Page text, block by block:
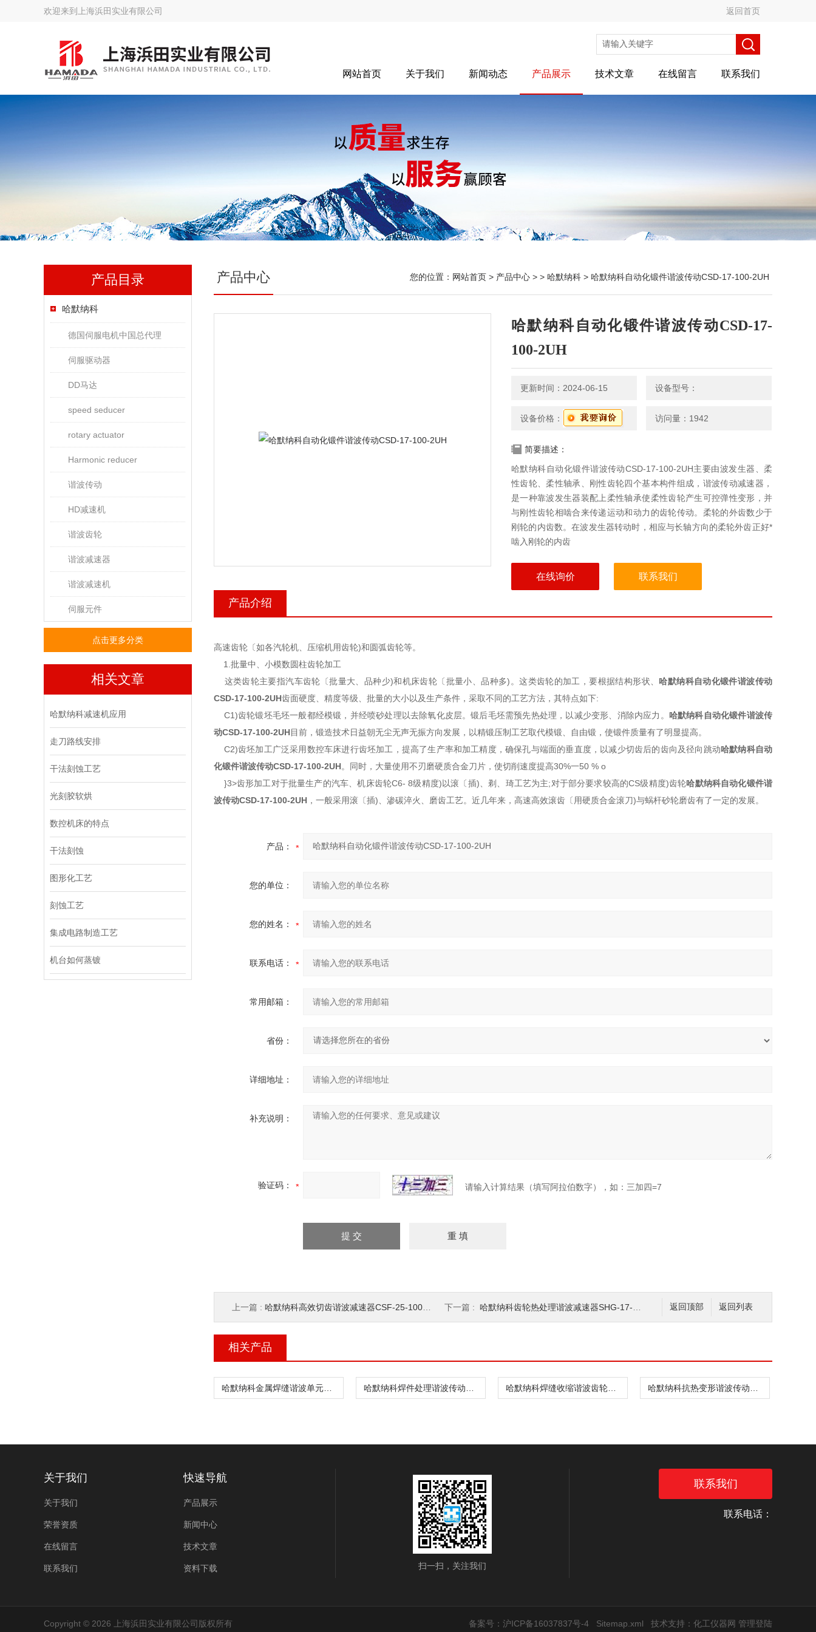
欢迎来到 上海浜田实业有限公司 返回首页
网站首页 关于我们 新闻动态 产品展示 技术文章 在线留言 联系我们
产品目录
哈默纳科
德国伺服电机中国总代理
伺服驱动器
DD马达
speed seducer
rotary actuator
Harmonic reducer
谐波传动
HD减速机
谐波齿轮
谐波减速器
谐波减速机
伺服元件
点击更多分类
相关文章
哈默纳科减速机应用
走刀路线安排
干法刻蚀工艺
光刻胶软烘
数控机床的特点
干法刻蚀
图形化工艺
刻蚀工艺
集成电路制造工艺
机台如何蒸镀
产品中心 您的位置： 网站首页 > 产品中心 > > 哈默纳科 > 哈默纳科自动化锻件谐波传动CSD-17-100-2UH
哈默纳科自动化锻件谐波传动CSD-17-
100-2UH
更新时间：2024-06-15 设备型号：
设备价格： 访问量：1942
简要描述：
哈默纳科自动化锻件谐波传动CSD-17-100-2UH主要由波发生器、柔
性齿轮、柔性轴承、刚性齿轮四个基本构件组成，谐波传动减速器，
是一种靠波发生器装配上柔性轴承使柔性齿轮产生可控弹性变形，并
与刚性齿轮相啮合来传递运动和动力的齿轮传动。柔轮的外齿数少于
刚轮的内齿数。在波发生器转动时，相应与长轴方向的柔轮外齿正好*
啮入刚轮的内齿
在线询价 联系我们
产品介绍
高速齿轮〔如各汽轮机、压缩机用齿轮)和圆弧齿轮等。
1.批量中、小模数圆柱齿轮加工
这类齿轮主要指汽车齿轮〔批量大、品种少)和机床齿轮〔批量小、品种多)。这类齿轮的加工，要根据结构形状、哈默纳科自动化锻件谐波传动
CSD-17-100-2UH齿面硬度、精度等级、批量的大小以及生产条件，采取不同的工艺方法，其特点如下:
C1)齿轮锻坯毛坯一般都经模锻，并经喷砂处理以去除氧化皮层。锻后毛坯需预先热处理，以减少变形、消除内应力。 哈默纳科自动化锻件谐波传
动CSD-17-100-2UH目前，锻造技术日益朝无尘无声无振方向发展，以精锻压制工艺取代模锻、自由锻，使锻件质量有了明显提高。
C2)齿坯加工广泛采用数控车床进行齿坯加工，提高了生产率和加工精度，确保孔与端面的垂直度，以减少切齿后的齿向及径向跳动哈默纳科自动
化锻件谐波传动CSD-17-100-2UH。同时，大量使用不刃磨硬质合金刀片，使切削速度提高30%一50 % o
}3>齿形加工对于批量生产的汽车、机床齿轮C6- 8级精度)以滚〔插)、剃、琦工艺为主;对于部分要求较高的CS级精度)齿轮哈默纳科自动化锻件谐
波传动CSD-17-100-2UH ，一般采用滚〔插)、渗碳淬火、磨齿工艺。近几年来，高速高效滚齿〔用硬质合金滚刀)与蜗杆砂轮磨齿有了一定的发展。
产品：
您的单位：
您的姓名：
联系电话：
常用邮箱：
省份：
详细地址：
补充说明：
验证码： 请输入计算结果（填写阿拉伯数字），如：三加四=7
返回列表
返回顶部
上一篇 : 哈默纳科高效切齿谐波减速器CSF-25-100-2UH 下一篇 : 哈默纳科齿轮热处理谐波减速器SHG-17-120-2
相关产品
关于我们
关于我们
荣誉资质
在线留言
联系我们
快速导航
产品展示
新闻中心
技术文章
资料下载 扫一扫，关注我们
联系我们
联系电话：
Copyright © 2026 上海浜田实业有限公司版权所有 备案号：沪ICP备16037837号-4 Sitemap.xml 技术支持： 化工仪器网 管理登陆